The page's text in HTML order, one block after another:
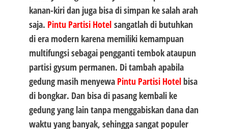
kanan-kiri dan juga bisa di simpan ke salah arah
saja. Pintu Partisi Hotelsangatlah di butuhkan
di era modern karena memiliki kemampuan
multifungsi sebagai pengganti tembok ataupun
partisi gysum permanen. Di tambah apabila
gedung masih menyewa Pintu Partisi Hotelbisa
di bongkar. Dan bisa di pasang kembali ke
gedung yang lain tanpa menggabiskan dana dan
waktu yang banyak, sehingga sangat populer